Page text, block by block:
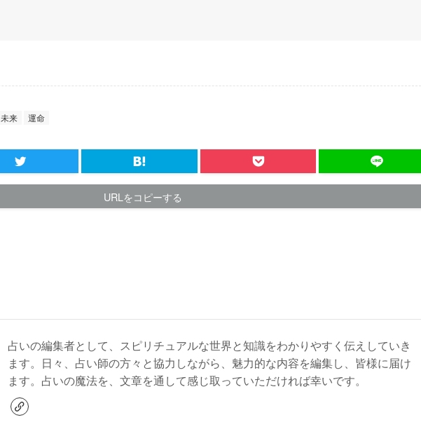
未来 運命
URLをコピーする
占いの編集者として、スピリチュアルな世界と知識をわかりやすく伝えしていき
ます。日々、占い師の方々と協力しながら、魅力的な内容を編集し、皆様に届け
ます。占いの魔法を、文章を通して感じ取っていただければ幸いです。